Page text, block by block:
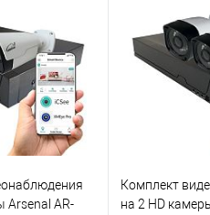
Arsenal AR-
Комплект
на 2 HD